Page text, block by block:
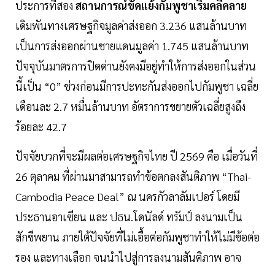
ประการที่สอง สถานการณ์ขัดแย้งกัมพูชาเริ่มคลี่คลาย
เดิมพันทางเศรษฐกิจมูลค่าส่งออก 3.236 แสนล้านบาท
เป็นการส่งออกผ่านชายแดนมูลค่า 1.745 แสนล้านบาท
ปัจจุบันมาตรการปิดด่านยังคงมีอยู่ทำให้การส่งออกในส่วน
นี้เป็น “0” ช่วงก่อนมีการปะทะกันส่งออกไปกัมพูชา เฉลี่ย
เดือนละ 2.7 หมื่นล้านบาท อัตราการขยายตัวเฉลี่ยสูงถึง
ร้อยละ 42.7
ปัจจัยบวกที่จะมีผลต่อเศรษฐกิจไทย ปี 2569 คือ เมื่อวันที่
26 ตุลาคม ที่ผ่านมาสามารถทำข้อตกลงสันติภาพ “Thai-
Cambodia Peace Deal” ณ นครกัวลาลัมเปอร์ โดยมี
ประธานอาเซียน และ ปธน.โดนัลด์ ทรัมป์ ลงนามเป็น
สักขีพยาน ภายใต้ปัจจัยที่ไม่เอื้อต่อกัมพูชาทำให้ไม่มีข้อต่อ
รอง และทางเลือก จนนำไปสู่การลงนามสันติภาพ อาจ